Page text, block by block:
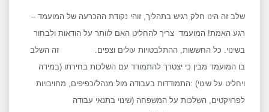
שלב זה הינו חלק רגיש בתהליך, זוהי נקודת ההכרעה של המועמד –
רגע האמת! המועמד צריך להחליט האם לוותר על הודאות ולבחור
בשינוי. כל החששות, ההתלבטויות עולים וצפים. זה השלב
בו המועמד מבין כי יצטרך להתמודד עם השלכות בחירתו (במידה
ויחליט על שינוי) :התמודדות בעבודה מול מנהל/כפיפים, מחויבויות
לפרויקטים, השלכות על המשפחה (שינוי בתנאי עבודה